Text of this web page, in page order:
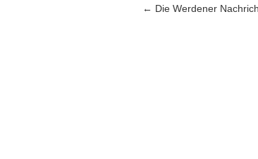
Artikel-
← Die Werdener